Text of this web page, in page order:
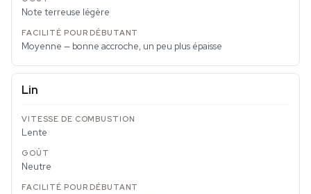
Note terreuse légère
Moyenne — bonne accroche, un peu plus épaisse
Lin
Lente
Neutre